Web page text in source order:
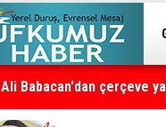
Petrol erzan bû